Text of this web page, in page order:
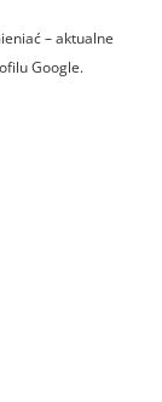
– aktualne
Google.